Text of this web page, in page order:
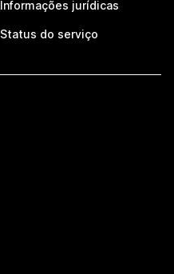
Informações jurídicas
Status do serviço